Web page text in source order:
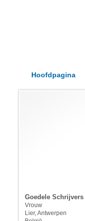
Hoofdpagina
Goedele Schrijvers
Vrouw
Lier, Antwerpen